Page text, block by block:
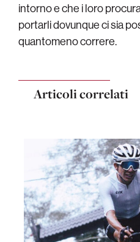
intorno e che i loro
portarli dovunque ci sia
quantomeno correre.
Articoli correlati